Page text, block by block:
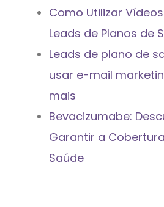
Como Utilizar
Leads de Planos de
Leads de plano de
usar e-mail
mais
Bevacizumabe:
Garantir a
Saúde